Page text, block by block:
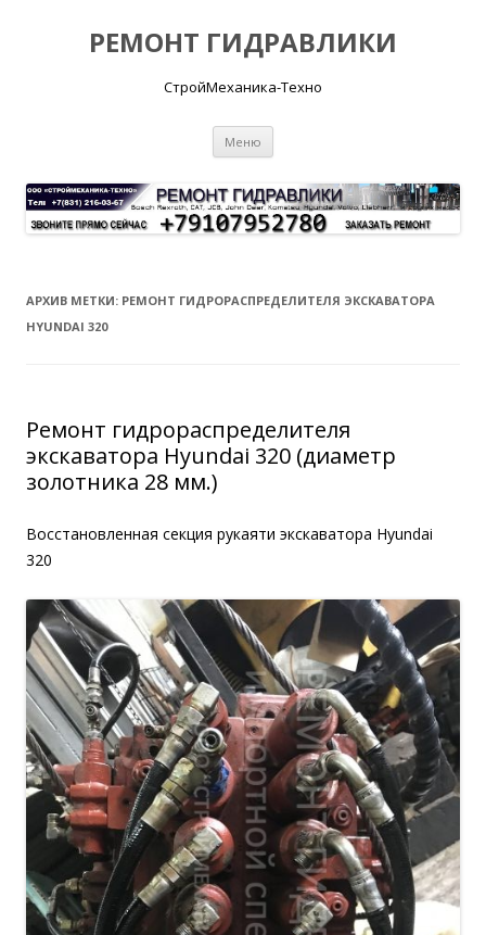
РЕМОНТ ГИДРАВЛИКИ
СтройМеханика-Техно
Меню
АРХИВ МЕТКИ: РЕМОНТ ГИДРОРАСПРЕДЕЛИТЕЛЯ ЭКСКАВАТОРА
HYUNDAI 320
Ремонт гидрораспределителя
экскаватора Hyundai 320 (диаметр
золотника 28 мм.)
Восстановленная секция рукаяти экскаватора Hyundai
320